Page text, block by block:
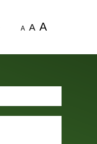
A A A